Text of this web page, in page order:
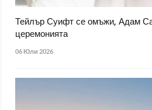
Тейлър Суифт се омъжи, Адам
церемонията
06 Юли 2026